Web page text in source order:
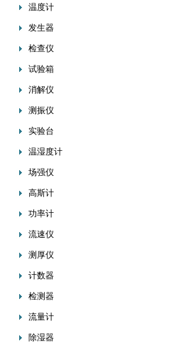
温度计
发生器
检查仪
试验箱
消解仪
测振仪
实验台
温湿度计
场强仪
高斯计
功率计
流速仪
测厚仪
计数器
检测器
流量计
除湿器